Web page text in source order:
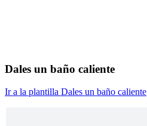
Dales un baño caliente
Ir a la plantilla Dales un baño caliente